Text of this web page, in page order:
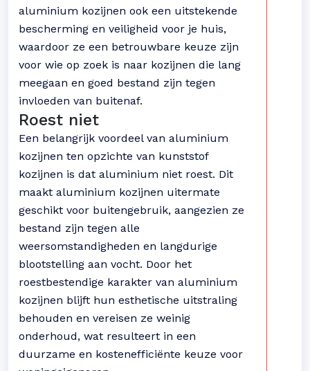
aluminium kozijnen ook een uitstekende
bescherming en veiligheid voor je huis,
waardoor ze een betrouwbare keuze zijn
voor wie op zoek is naar kozijnen die lang
meegaan en goed bestand zijn tegen
invloeden van buitenaf.
Roest niet
Een belangrijk voordeel van aluminium
kozijnen ten opzichte van kunststof
kozijnen is dat aluminium niet roest. Dit
maakt aluminium kozijnen uitermate
geschikt voor buitengebruik, aangezien ze
bestand zijn tegen alle
weersomstandigheden en langdurige
blootstelling aan vocht. Door het
roestbestendige karakter van aluminium
kozijnen blijft hun esthetische uitstraling
behouden en vereisen ze weinig
onderhoud, wat resulteert in een
duurzame en kostenefficiënte keuze voor